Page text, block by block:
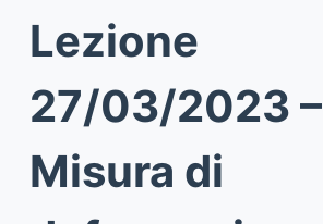
Lezione
27/03/2023 –
Misura di